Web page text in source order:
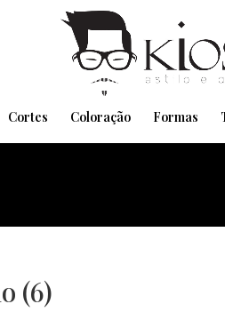
Cortes Coloração Formas
(6)
Pensando em
Agende